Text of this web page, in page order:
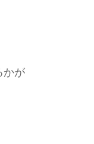
かが